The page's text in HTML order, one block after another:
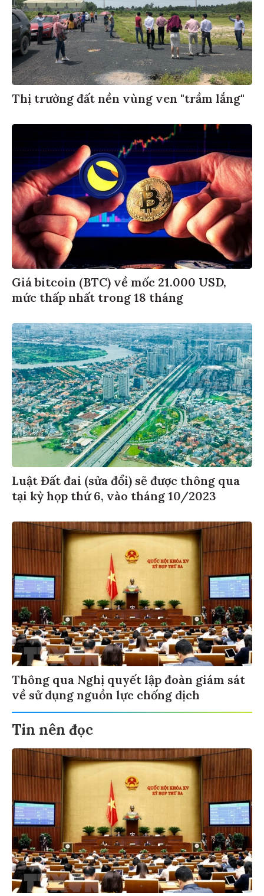
Thị trường đất nền vùng ven "trầm lắng"
Giá bitcoin (BTC) về mốc 21.000 USD,
mức thấp nhất trong 18 tháng
Luật Đất đai (sửa đổi) sẽ được thông qua
tại kỳ họp thứ 6, vào tháng 10/2023
Thông qua Nghị quyết lập đoàn giám sát
về sử dụng nguồn lực chống dịch
Tin nên đọc